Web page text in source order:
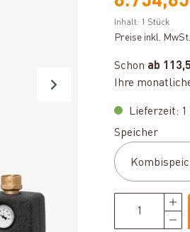
Inhalt: 1 Stück
Preise inkl.
Schon ab
Ihre
Lieferzeit: 1
Speicher